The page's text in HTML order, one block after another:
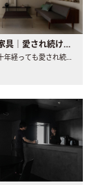
世界の名作家具｜愛され続ける理由と一生モノとの出会い方